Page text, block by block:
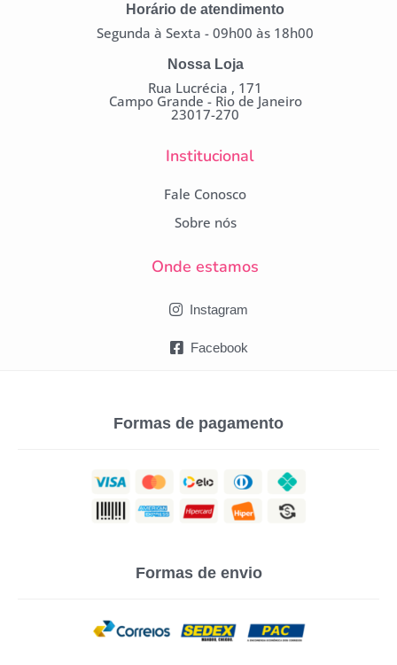
Horário de atendimento
Segunda à Sexta - 09h00 às 18h00
Nossa Loja
Rua Lucrécia , 171
Campo Grande - Rio de Janeiro
23017-270
Institucional
Fale Conosco
Sobre nós
Onde estamos
Instagram
Facebook
Formas de pagamento
Formas de envio